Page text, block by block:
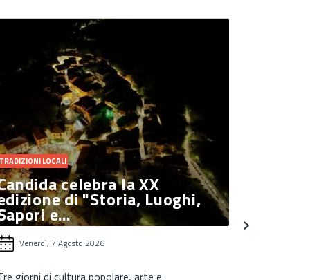
TRADIZIONI LOCALI
celebra la XX
di "Storia, Luoghi,
e…
Venerdì, 7 Agosto 2026
giorni di cultura popolare, arte e
›